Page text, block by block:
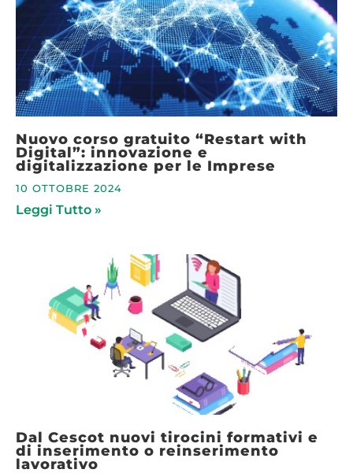
Nuovo corso gratuito “Restart with
Digital”: innovazione e
digitalizzazione per le Imprese
10 OTTOBRE 2024
Leggi Tutto »
Dal Cescot nuovi tirocini formativi e
di inserimento o reinserimento
lavorativo